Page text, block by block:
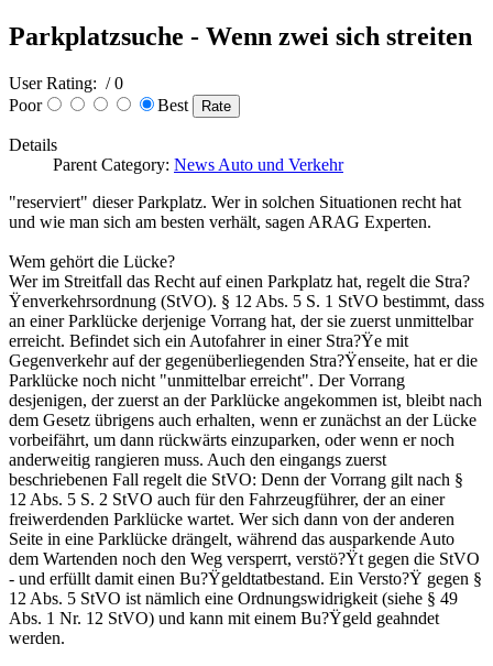
Parkplatzsuche - Wenn zwei sich streiten
User Rating: / 0
Poor
Best
Details
Parent Category: News Auto und Verkehr
"reserviert" dieser Parkplatz. Wer in solchen Situationen recht hat
und wie man sich am besten verhält, sagen ARAG Experten.
Wem gehört die Lücke?
Wer im Streitfall das Recht auf einen Parkplatz hat, regelt die Stra?
Ÿenverkehrsordnung (StVO). § 12 Abs. 5 S. 1 StVO bestimmt, dass
an einer Parklücke derjenige Vorrang hat, der sie zuerst unmittelbar
erreicht. Befindet sich ein Autofahrer in einer Stra?Ÿe mit
Gegenverkehr auf der gegenüberliegenden Stra?Ÿenseite, hat er die
Parklücke noch nicht "unmittelbar erreicht". Der Vorrang
desjenigen, der zuerst an der Parklücke angekommen ist, bleibt nach
dem Gesetz übrigens auch erhalten, wenn er zunächst an der Lücke
vorbeifährt, um dann rückwärts einzuparken, oder wenn er noch
anderweitig rangieren muss. Auch den eingangs zuerst
beschriebenen Fall regelt die StVO: Denn der Vorrang gilt nach §
12 Abs. 5 S. 2 StVO auch für den Fahrzeugführer, der an einer
freiwerdenden Parklücke wartet. Wer sich dann von der anderen
Seite in eine Parklücke drängelt, während das ausparkende Auto
dem Wartenden noch den Weg versperrt, verstö?Ÿt gegen die StVO
- und erfüllt damit einen Bu?Ÿgeldtatbestand. Ein Versto?Ÿ gegen §
12 Abs. 5 StVO ist nämlich eine Ordnungswidrigkeit (siehe § 49
Abs. 1 Nr. 12 StVO) und kann mit einem Bu?Ÿgeld geahndet
werden.